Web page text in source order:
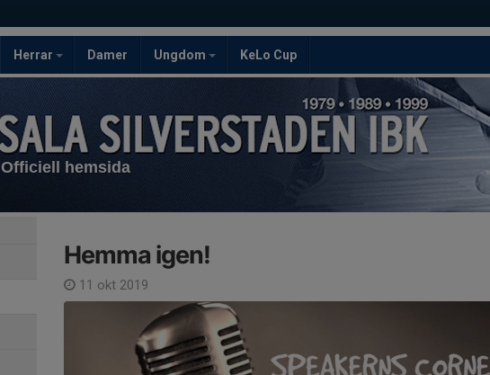
Herrar Damer Ungdom KeLo Cup
Officiell hemsida
Hemma igen!
11 okt 2019